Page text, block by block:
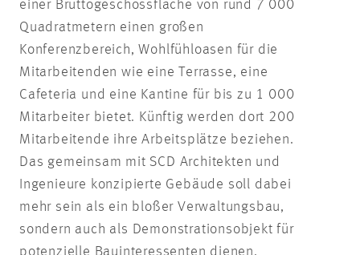
einer Bruttogeschossfläche von rund 7 000
Quadratmetern einen großen
Konferenzbereich, Wohlfühloasen für die
Mitarbeitenden wie eine Terrasse, eine
Cafeteria und eine Kantine für bis zu 1 000
Mitarbeiter bietet. Künftig werden dort 200
Mitarbeitende ihre Arbeitsplätze beziehen.
Das gemeinsam mit SCD Architekten und
Ingenieure konzipierte Gebäude soll dabei
mehr sein als ein bloßer Verwaltungsbau,
sondern auch als Demonstrationsobjekt für
potenzielle Bauinteressenten dienen.